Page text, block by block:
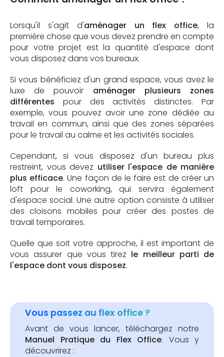
Lorsqu'il s'agit d'aménager un flex office, la
première chose que vous devez prendre en compte
pour votre projet est la quantité d'espace dont
vous disposez dans vos bureaux.
Si vous bénéficiez d'un grand espace, vous avez le
luxe de pouvoir aménager plusieurs zones
différentes pour des activités distinctes. Par
exemple, vous pouvez avoir une zone dédiée au
travail en commun, ainsi que des zones séparées
pour le travail au calme et les activités sociales.
Cependant, si vous disposez d'un bureau plus
restreint, vous devez utiliser l'espace de manière
plus efficace. Une façon de le faire est de créer un
loft pour le coworking, qui servira également
d'espace social. Une autre option consiste à utiliser
des cloisons mobiles pour créer des postes de
travail temporaires.
Quelle que soit votre approche, il est important de
vous assurer que vous tirez le meilleur parti de
l'espace dont vous disposez.
Vous passez au flex office ?
Avant de vous lancer, téléchargez notre
Manuel Pratique du Flex Office. Vous y
découvrirez :